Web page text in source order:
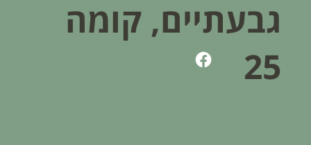
גבעתיים, קומה
25